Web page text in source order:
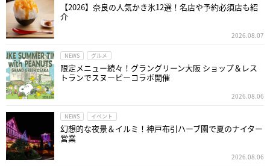
【2026】奈良の人気かき氷12選！名店や予約必須店も紹
介
2026.08.07
NEWS グルメ
限定メニュー続々！グラングリーン大阪 ショップ＆レス
トランでスヌーピーコラボ開催
2026.08.06
NEWS イベント
幻想的な夜景＆イルミ！神戸布引ハーブ園で夏のナイター
営業
2026.08.06